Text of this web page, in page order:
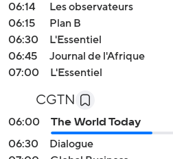
06:14
Les observateurs
06:15
Plan B
06:30
L'Essentiel
06:45
Journal de l'Afrique
07:00
L'Essentiel
CGTN
06:00
The World Today
06:30
Dialogue